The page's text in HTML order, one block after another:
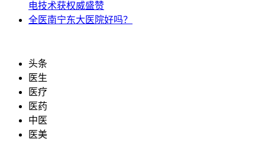
电技术获权威盛赞
全医南宁东大医院好吗？
头条
医生
医疗
医药
中医
医美